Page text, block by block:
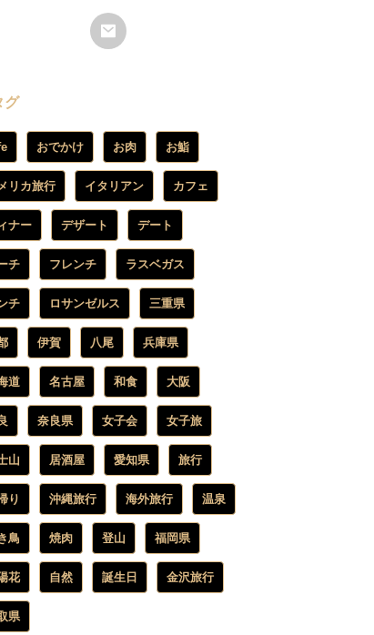
グ
おでかけ お肉 お鮨
リカ旅行 イタリアン カフェ
ナー デザート デート
チ フレンチ ラスベガス
チ ロサンゼルス 三重県
伊賀 八尾 兵庫県
道 名古屋 和食 大阪
奈良県 女子会 女子旅
山 居酒屋 愛知県 旅行
り 沖縄旅行 海外旅行 温泉
鳥 焼肉 登山 福岡県
花 自然 誕生日 金沢旅行
県